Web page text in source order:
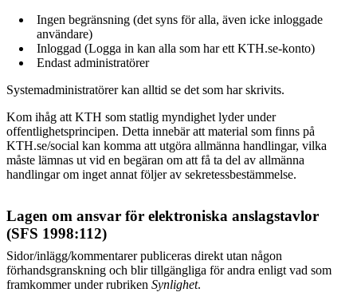
Ingen begränsning (det syns för alla, även icke inloggade
användare)
Inloggad (Logga in kan alla som har ett KTH.se-konto)
Endast administratörer
Systemadministratörer kan alltid se det som har skrivits.
Kom ihåg att KTH som statlig myndighet lyder under
offentlighetsprincipen. Detta innebär att material som finns på
KTH.se/social kan komma att utgöra allmänna handlingar, vilka
måste lämnas ut vid en begäran om att få ta del av allmänna
handlingar om inget annat följer av sekretessbestämmelse.
Lagen om ansvar för elektroniska anslagstavlor
(SFS 1998:112)
Sidor/inlägg/kommentarer publiceras direkt utan någon
förhandsgranskning och blir tillgängliga för andra enligt vad som
framkommer under rubriken Synlighet.